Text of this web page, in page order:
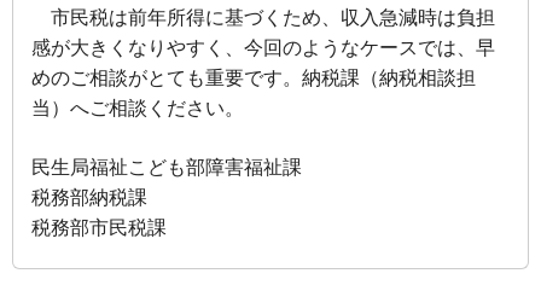
市民税は前年所得に基づくため、収入急減時は負担
感が大きくなりやすく、今回のようなケースでは、早
めのご相談がとても重要です。納税課（納税相談担
当）へご相談ください。
民生局福祉こども部障害福祉課
税務部納税課
税務部市民税課